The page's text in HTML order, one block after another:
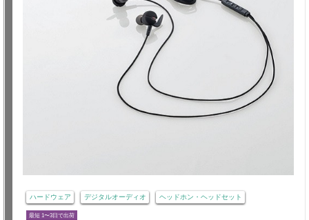
ハードウェア デジタルオーディオ ヘッドホン・ヘッドセット
最短 1〜3日で出荷